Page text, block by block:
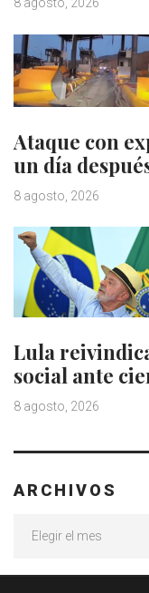
8 agosto, 2026
Ataque con
un día
8 agosto, 2026
Lula
social ante
8 agosto, 2026
ARCHIVOS